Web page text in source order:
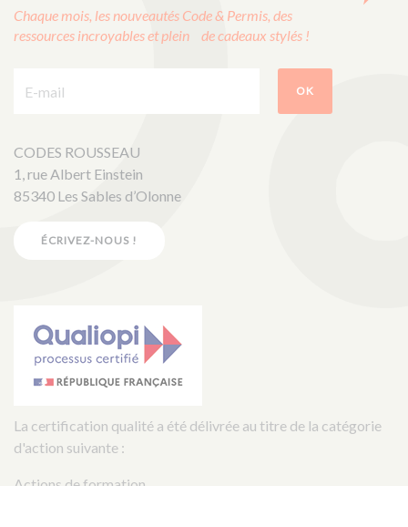
Chaque mois, les nouveautés Code & Permis, des
ressources incroyables et plein de cadeaux stylés !
OK
CODES ROUSSEAU
1, rue Albert Einstein
85340 Les Sables d’Olonne
ÉCRIVEZ-NOUS !
La certification qualité a été délivrée au titre de la catégorie
d'action suivante :
Actions de formation